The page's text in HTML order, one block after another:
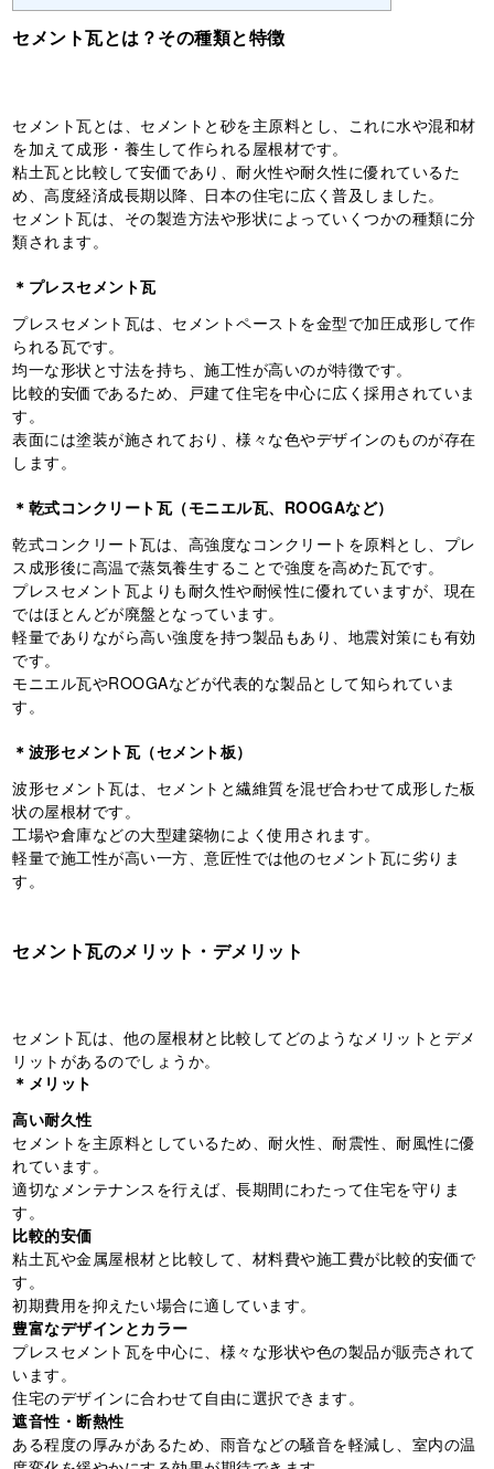
セメント瓦とは？その種類と特徴
セメント瓦とは、セメントと砂を主原料とし、これに水や混和材
を加えて成形・養生して作られる屋根材です。
粘土瓦と比較して安価であり、耐火性や耐久性に優れているた
め、高度経済成長期以降、日本の住宅に広く普及しました。
セメント瓦は、その製造方法や形状によっていくつかの種類に分
類されます。
＊プレスセメント瓦
プレスセメント瓦は、セメントペーストを金型で加圧成形して作
られる瓦です。
均一な形状と寸法を持ち、施工性が高いのが特徴です。
比較的安価であるため、戸建て住宅を中心に広く採用されていま
す。
表面には塗装が施されており、様々な色やデザインのものが存在
します。
＊乾式コンクリート瓦（モニエル瓦、ROOGAなど）
乾式コンクリート瓦は、高強度なコンクリートを原料とし、プレ
ス成形後に高温で蒸気養生することで強度を高めた瓦です。
プレスセメント瓦よりも耐久性や耐候性に優れていますが、現在
ではほとんどが廃盤となっています。
軽量でありながら高い強度を持つ製品もあり、地震対策にも有効
です。
モニエル瓦やROOGAなどが代表的な製品として知られていま
す。
＊波形セメント瓦（セメント板）
波形セメント瓦は、セメントと繊維質を混ぜ合わせて成形した板
状の屋根材です。
工場や倉庫などの大型建築物によく使用されます。
軽量で施工性が高い一方、意匠性では他のセメント瓦に劣りま
す。
セメント瓦のメリット・デメリット
セメント瓦は、他の屋根材と比較してどのようなメリットとデメ
リットがあるのでしょうか。
＊メリット
高い耐久性
セメントを主原料としているため、耐火性、耐震性、耐風性に優
れています。
適切なメンテナンスを行えば、長期間にわたって住宅を守りま
す。
比較的安価
粘土瓦や金属屋根材と比較して、材料費や施工費が比較的安価で
す。
初期費用を抑えたい場合に適しています。
豊富なデザインとカラー
プレスセメント瓦を中心に、様々な形状や色の製品が販売されて
います。
住宅のデザインに合わせて自由に選択できます。
遮音性・断熱性
ある程度の厚みがあるため、雨音などの騒音を軽減し、室内の温